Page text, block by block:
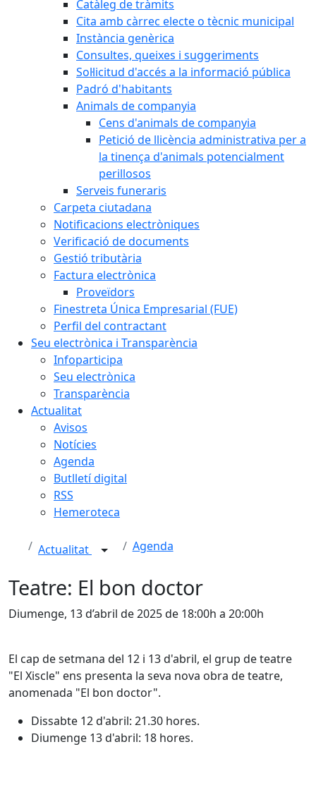
Catàleg de tràmits
Cita amb càrrec electe o tècnic municipal
Instància genèrica
Consultes, queixes i suggeriments
Sol·licitud d'accés a la informació pública
Padró d'habitants
Animals de companyia
Cens d'animals de companyia
Petició de llicència administrativa per a
la tinença d'animals potencialment
perillosos
Serveis funeraris
Carpeta ciutadana
Notificacions electròniques
Verificació de documents
Gestió tributària
Factura electrònica
Proveïdors
Finestreta Única Empresarial (FUE)
Perfil del contractant
Seu electrònica i Transparència
Infoparticipa
Seu electrònica
Transparència
Actualitat
Avisos
Notícies
Agenda
Butlletí digital
RSS
Hemeroteca
Actualitat Agenda
Teatre: El bon doctor
Diumenge, 13 d’abril de 2025 de 18:00h a 20:00h
El cap de setmana del 12 i 13 d'abril, el grup de teatre
"El Xiscle" ens presenta la seva nova obra de teatre,
anomenada "El bon doctor".
Dissabte 12 d'abril: 21.30 hores.
Diumenge 13 d'abril: 18 hores.